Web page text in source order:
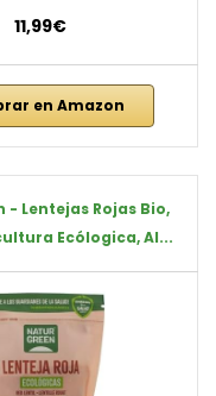
11,99€
en Amazon
- Lentejas Rojas Bio,
Ecólogica, Al...